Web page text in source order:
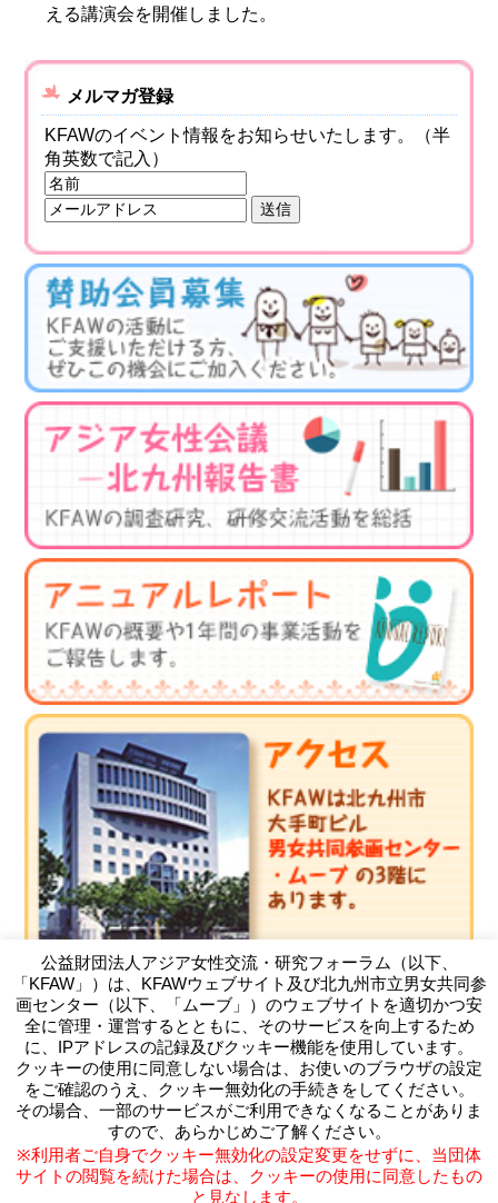
える講演会を開催しました。
メルマガ登録
KFAWのイベント情報をお知らせいたします。（半
角英数で記入）
（公財）アジア女性交流・研究フォーラム
Kitakyushu Forum on Asian Women
〒803-0814 北九州市小倉北区大手町11-4北九州市大手町ビ
ル3F
TEL093-583-3434 FAX093-583-5195
公益財団法人アジア女性交流・研究フォーラム（以下、
「KFAW」）は、KFAWウェブサイト及び北九州市立男女共同参
画センター（以下、「ムーブ」）のウェブサイトを適切かつ安
全に管理・運営するとともに、そのサービスを向上するため
に、IPアドレスの記録及びクッキー機能を使用しています。
クッキーの使用に同意しない場合は、お使いのブラウザの設定
をご確認のうえ、クッキー無効化の手続きをしてください。
その場合、一部のサービスがご利用できなくなることがありま
すので、あらかじめご了解ください。
※利用者ご自身でクッキー無効化の設定変更をせずに、当団体
サイトの閲覧を続けた場合は、クッキーの使用に同意したもの
と見なします。